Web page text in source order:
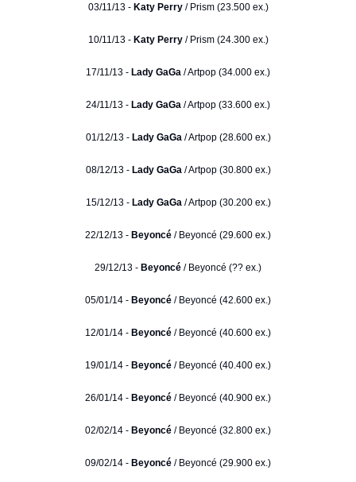
03/11/13 - Katy Perry/ Prism (23.500 ex.)
10/11/13 - Katy Perry/ Prism (24.300 ex.)
17/11/13 - Lady GaGa / Artpop (34.000 ex.)
24/11/13 - Lady GaGa / Artpop (33.600 ex.)
01/12/13 - Lady GaGa/ Artpop (28.600 ex.)
08/12/13 - Lady GaGa/ Artpop (30.800 ex.)
15/12/13 - Lady GaGa/ Artpop (30.200 ex.)
22/12/13 - Beyoncé / Beyoncé (29.600 ex.)
29/12/13 - Beyoncé / Beyoncé (?? ex.)
05/01/14 - Beyoncé / Beyoncé (42.600 ex.)
12/01/14 - Beyoncé / Beyoncé (40.600 ex.)
19/01/14 - Beyoncé / Beyoncé (40.400 ex.)
26/01/14 - Beyoncé / Beyoncé (40.900 ex.)
02/02/14 - Beyoncé / Beyoncé (32.800 ex.)
09/02/14 - Beyoncé / Beyoncé (29.900 ex.)